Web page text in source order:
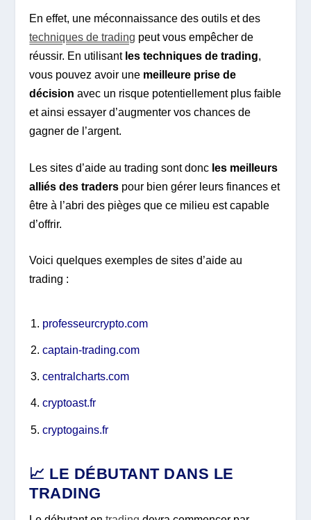
En effet, une méconnaissance des outils et des
techniques de trading peut vous empêcher de
réussir. En utilisant les techniques de trading,
vous pouvez avoir une meilleure prise de
décision avec un risque potentiellement plus faible
et ainsi essayer d’augmenter vos chances de
gagner de l’argent.
Les sites d’aide au trading sont donc les meilleurs
alliés des traders pour bien gérer leurs finances et
être à l’abri des pièges que ce milieu est capable
d’offrir.
Voici quelques exemples de sites d’aide au
trading :
professeurcrypto.com
captain-trading.com
centralcharts.com
cryptoast.fr
cryptogains.fr
📈 LE DÉBUTANT DANS LE
TRADING